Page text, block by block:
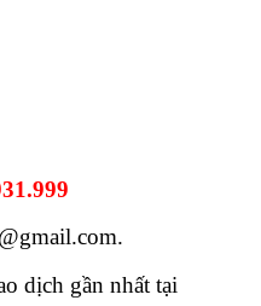
dịch gần nhất tại